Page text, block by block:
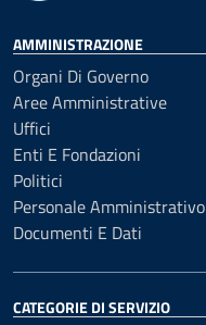
AMMINISTRAZIONE
Organi Di Governo
Aree Amministrative
Uffici
Enti E Fondazioni
Politici
Personale Amministrativo
Documenti E Dati
CATEGORIE DI SERVIZIO